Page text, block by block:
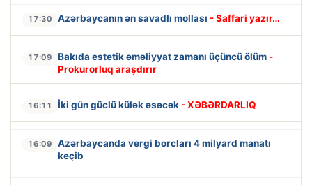
17:30 Azərbaycanın ən savadlı mollası - Saffari yazır…
17:09 Bakıda estetik əməliyyat zamanı üçüncü ölüm -
Prokurorluq araşdırır
16:11 İki gün güclü külək əsəcək - XƏBƏRDARLIQ
16:09
Azərbaycanda vergi borcları 4 milyard manatı
keçib